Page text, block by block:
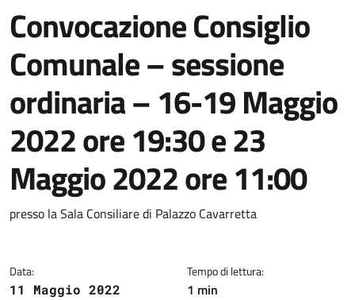
Convocazione Consiglio
Comunale – sessione
ordinaria – 16-19 Maggio
2022 ore 19:30 e 23
Maggio 2022 ore 11:00
Dettagli della notizia
presso la Sala Consiliare di Palazzo Cavarretta
Data:
11 Maggio 2022
Tempo di lettura:
1 min